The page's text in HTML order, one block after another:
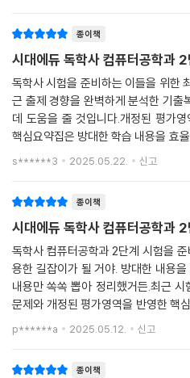
종이책
시대에듀 독학사 컴퓨터공학과
독학사 시험을 준비하는 이들을 위한
근 출제 경향을 완벽하게 분석한 기출
데 도움을 줄 것입니다.개정된 평가
핵심요약집은 방대한 학습 내용을 효
또한, 최종모의고사를 통해 실전 감
s******3 2025.05.22. 신고
종이책
시대에듀 독학사 컴퓨터공학과
독학사 컴퓨터공학과 2단계 시험을
용한 길잡이가 될 거야. 방대한 내용
내용만 쏙쏙 뽑아 정리했거든.최근
문제와 개정된 평가영역을 반영한 핵
과를 극대화하는 데 큰 도움이 될 거
키우고 부족한 부
p******a 2025.05.12. 신고
종이책